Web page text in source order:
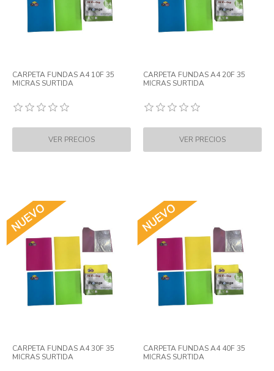
CARPETA FUNDAS A4 10F 35
MICRAS SURTIDA
CARPETA FUNDAS A4 20F 35
MICRAS SURTIDA
CARPETA FUNDAS A4 30F 35
MICRAS SURTIDA
CARPETA FUNDAS A4 40F 35
MICRAS SURTIDA